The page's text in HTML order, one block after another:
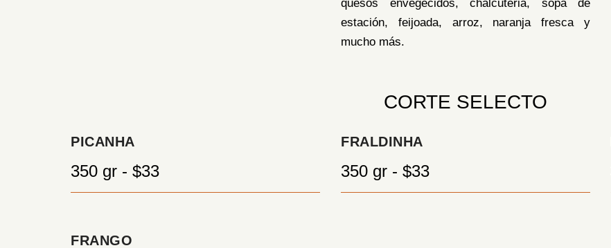
quesos envegecidos, chalcuteria, sopa de
estación, feijoada, arroz, naranja fresca y
mucho más.
CORTE SELECTO
PICANHA
350 gr - $33
FRALDINHA
350 gr - $33
FRANGO